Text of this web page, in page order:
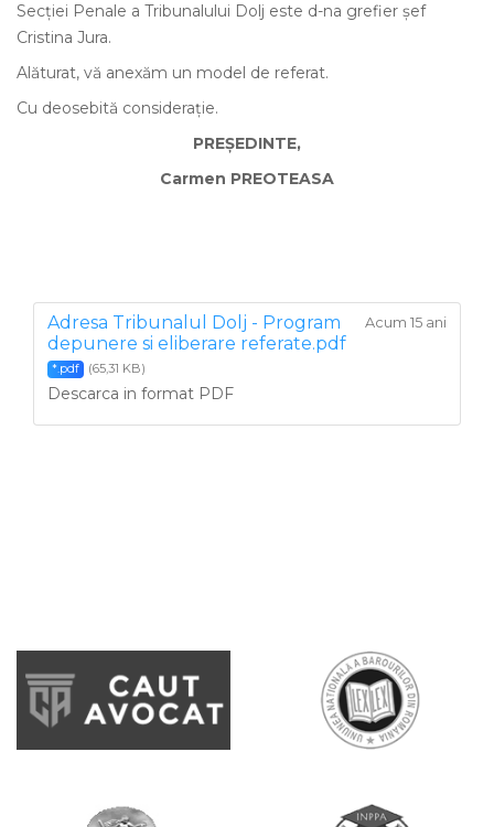
Secţiei Penale a Tribunalului Dolj este d-na grefier şef
Cristina Jura.
Alăturat, vă anexăm un model de referat.
Cu deosebită consideraţie.
PREŞEDINTE,
Carmen PREOTEASA
Adresa Tribunalul Dolj - Program
depunere si eliberare referate.pdf
Acum 15 ani
*.pdf (65,31 KB)
Descarca in format PDF